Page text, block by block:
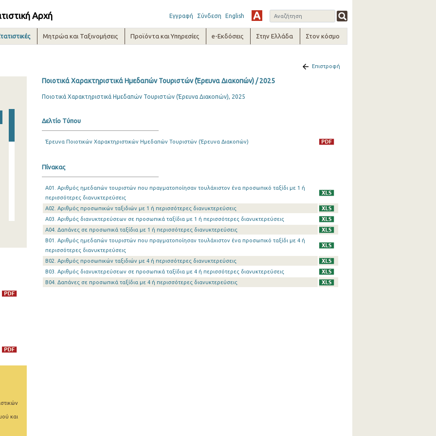
Αρχή Εγγραφή Σύνδεση English
Μητρώα και Ταξινομήσεις Προϊόντα και Υπηρεσίες e-Εκδόσεις Στην Ελλάδα Στον κόσμο
και
Επιστροφή
Ποιοτικά Χαρακτηριστικά Ημεδαπών Τουριστών (Έρευνα Διακοπών) / 2025
Ποιοτικά Χαρακτηριστικά Ημεδαπών Τουριστών (Έρευνα Διακοπών), 2025
Δελτίο Τύπου
Έρευνα Ποιοτικών Χαρακτηριστικών Ημεδαπών Τουριστών (Έρευνα Διακοπών)
Πίνακας
Α01. Αριθμός ημεδαπών τουριστών που πραγματοποίησαν τουλάχιστον ένα προσωπικό ταξίδι με 1 ή
περισσότερες διανυκτερεύσεις
Α02. Αριθμός προσωπικών ταξιδιών με 1 ή περισσότερες διανυκτερεύσεις
Α03. Αριθμός διανυκτερεύσεων σε προσωπικά ταξίδια με 1 ή περισσότερες διανυκτερεύσεις
Α04. Δαπάνες σε προσωπικά ταξίδια με 1 ή περισσότερες διανυκτερεύσεις
Β01. Αριθμός ημεδαπών τουριστών που πραγματοποίησαν τουλάχιστον ένα προσωπικό ταξίδι με 4 ή
περισσότερες διανυκτερεύσεις
Β02. Αριθμός προσωπικών ταξιδιών με 4 ή περισσότερες διανυκτερεύσεις
Β03. Αριθμός διανυκτερεύσεων σε προσωπικά ταξίδια με 4 ή περισσότερες διανυκτερεύσεις
Β04. Δαπάνες σε προσωπικά ταξίδια με 4 ή περισσότερες διανυκτερεύσεις